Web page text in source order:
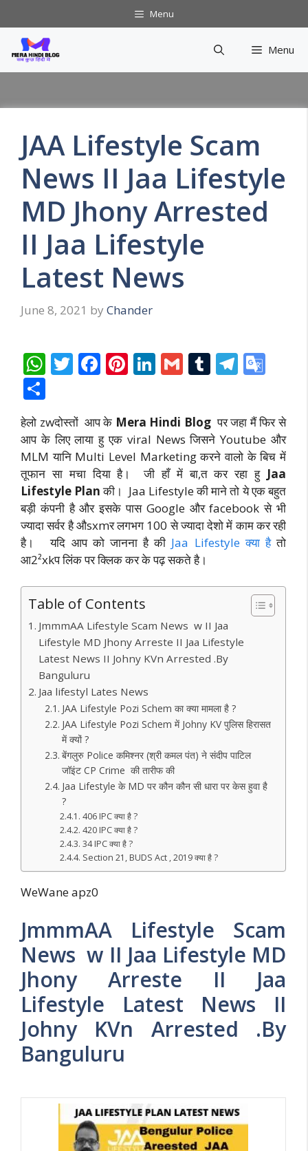
to
content
Menu
Menu
JAA Lifestyle Scam
News II Jaa Lifestyle
MD Jhony Arrested
II Jaa Lifestyle
Latest News
June 8, 2021 by Chander
W
s
A
p
p
T
er
F
b
o
o
k
Pi
e
st
Li
e
dI
n
G
l
T
bl
r
T
gr
a
m
gl
e
Tr
a
n
sl
e
h
ar
e
हेलो zwदोस्तों आप के Mera Hindi Blog पर जहा मैं फिर से
आप के लिए लाया हु एक viral News जिसने Youtube और
MLM यानि Multi Level Marketing करने वालो के बिच में
तूफान सा मचा दिया है। जी हाँ में बा,त कर रहा हु Jaa
Lifestyle Planकी। Jaa Lifestyle की माने तो ये एक बहुत
बड़ी कंपनी है और इसके पास Google और facebook से भी
ज्यादा सर्वर है औsxmर लगभग 100 से ज्यादा देशो में काम कर रही
है। यदि आप को जानना है की Jaa Lifestyle क्या हैतो
आ2²xkप लिंक पर क्लिक कर के पढ़ सकते है।
Table of Contents
JmmmAA Lifestyle Scam News w II Jaa
Lifestyle MD Jhony Arreste II Jaa Lifestyle
Latest News II Johny KVn Arrested .By
Banguluru
Jaa lifestyl Lates News
JAA Lifestyle Pozi Schem का क्या मामला है ?
JAA Lifestyle Pozi Schem में Johny KV पुलिस हिरासत
में क्यों ?
बेंगलुरु Police कमिश्नर (श्री कमल पंत) ने संदीप पाटिल
जॉइंट CP Crime की तारीफ की
Jaa Lifestyle के MD पर कौन कौन सी धारा पर केस हुवा है
?
406 IPC क्या है ?
420 IPC क्या है ?
34 IPC क्या है ?
Section 21, BUDS Act , 2019 क्या है ?
WeWane apz0
JmmmAA Lifestyle Scam
News w II Jaa Lifestyle MD
Jhony Arreste II Jaa
Lifestyle Latest News II
Johny KVn Arrested .By
Banguluru